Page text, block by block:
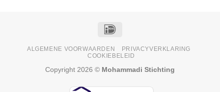
ALGEMENE VOORWAARDEN
PRIVACYVERKLARING
COOKIEBELEID
Copyright 2026 © Mohammadi Stichting